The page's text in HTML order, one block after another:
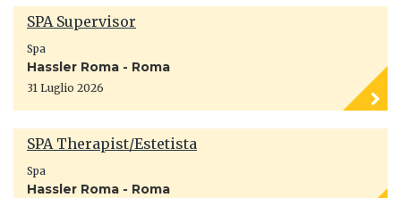
SPA Supervisor
Spa
Hassler Roma - Roma
31 Luglio 2026
SPA Therapist/Estetista
Spa
Hassler Roma - Roma